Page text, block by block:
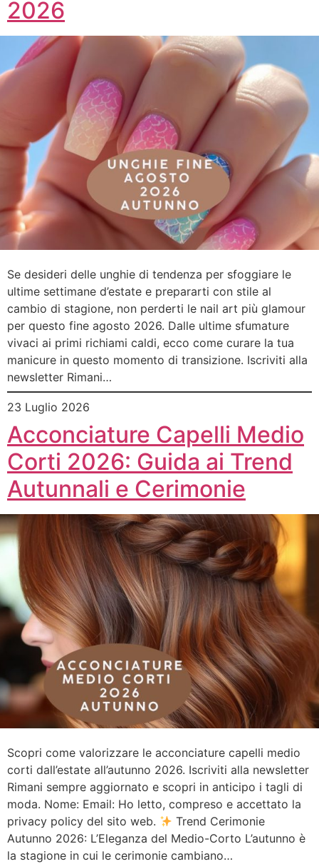
2026
Se desideri delle unghie di tendenza per sfoggiare le
ultime settimane d’estate e prepararti con stile al
cambio di stagione, non perderti le nail art più glamour
per questo fine agosto 2026. Dalle ultime sfumature
vivaci ai primi richiami caldi, ecco come curare la tua
manicure in questo momento di transizione. Iscriviti alla
newsletter Rimani…
23 Luglio 2026
Acconciature Capelli Medio
Corti 2026: Guida ai Trend
Autunnali e Cerimonie
Scopri come valorizzare le acconciature capelli medio
corti dall’estate all’autunno 2026. Iscriviti alla newsletter
Rimani sempre aggiornato e scopri in anticipo i tagli di
moda. Nome: Email: Ho letto, compreso e accettato la
privacy policy del sito web.
Trend Cerimonie
Autunno 2026: L’Eleganza del Medio-Corto L’autunno è
la stagione in cui le cerimonie cambiano…